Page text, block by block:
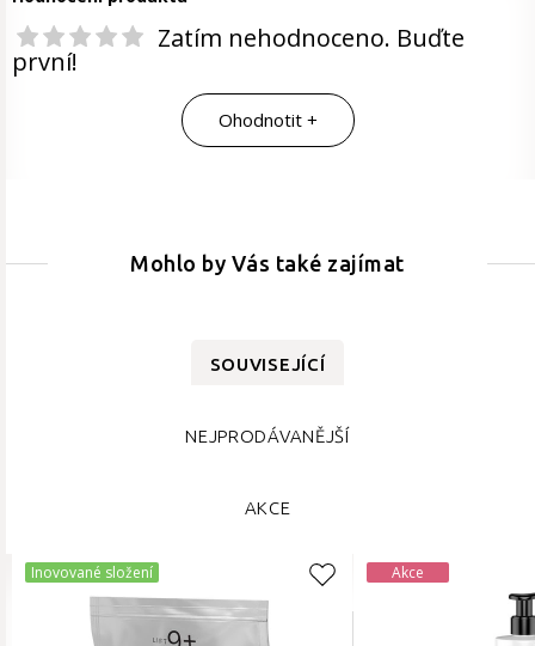
Zatím nehodnoceno. Buďte
první!
Ohodnotit +
Mohlo by Vás také zajímat
SOUVISEJÍCÍ
NEJPRODÁVANĚJŠÍ
AKCE
Inovované složení Akce